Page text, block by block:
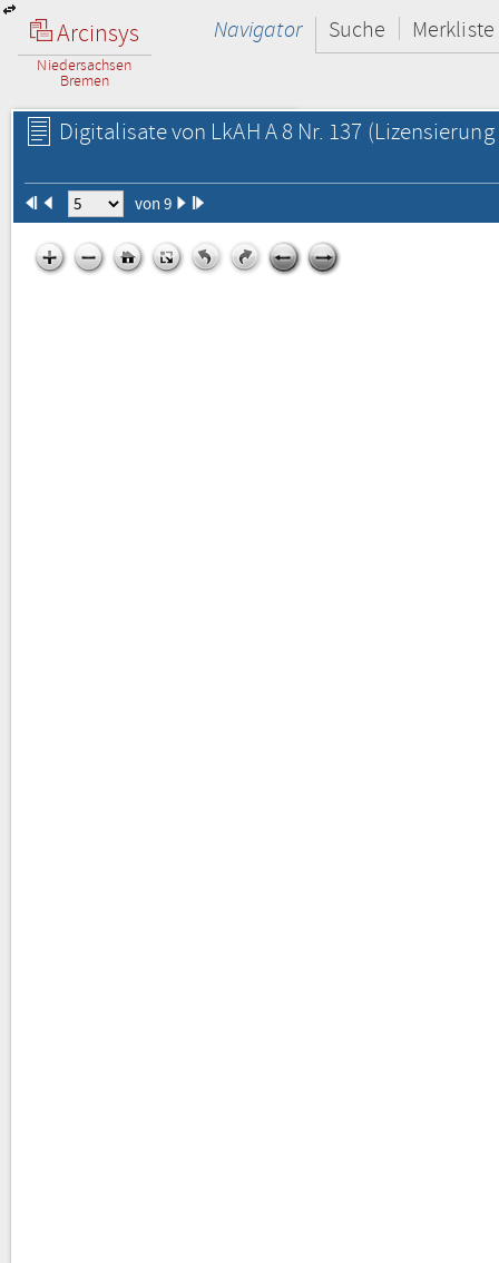
Arcinsys
Niedersachsen
Bremen
Navigator Suche Merkliste
Digitalisate von LkAH A 8 Nr. 137
von 9